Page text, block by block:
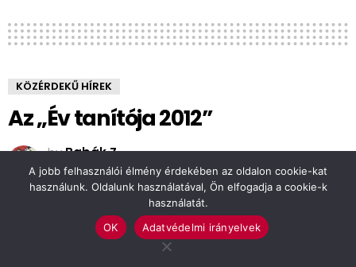
KÖZÉRDEKŰ HÍREK
Az „Év tanítója 2012”
byBabák Z
14 éve
A jobb felhasználói élmény érdekében az oldalon cookie-kat
használunk. Oldalunk használatával, Ön elfogadja a cookie-k
használatát.
OK
Adatvédelmi irányelvek